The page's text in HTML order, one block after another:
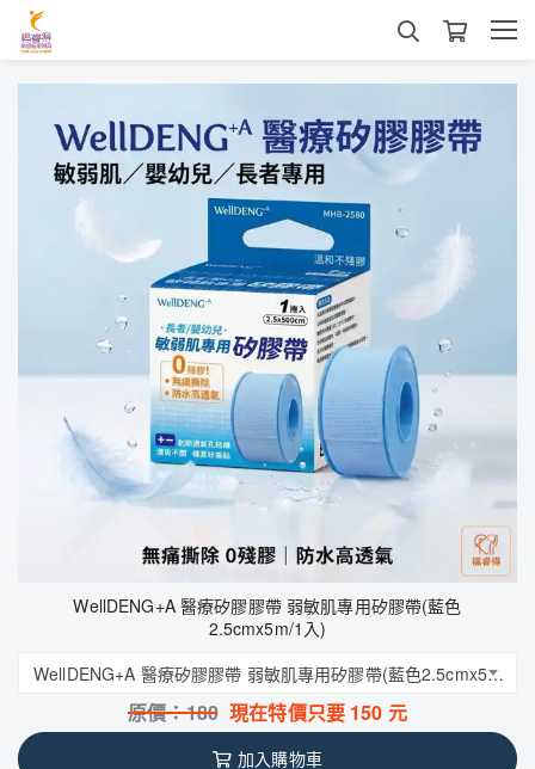
WellDENG+A 醫療矽膠膠帶 弱敏肌專用矽膠帶(藍色
2.5cmx5m/1入)
WellDENG+A 醫療矽膠膠帶 弱敏肌專用矽膠帶(藍色2.5cmx5m/1入)
原價：180 現在特價只要 150 元
加入購物車